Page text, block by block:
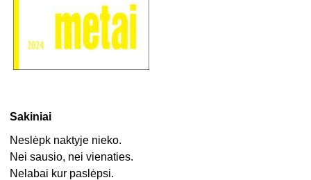
Sakiniai
Neslėpk naktyje nieko.
Nei sausio, nei vienaties.
Nelabai kur paslėpsi.